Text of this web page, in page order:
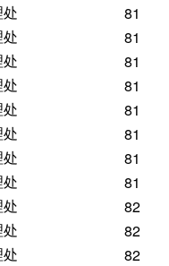
81
81
81
81
81
81
81
81
82
82
82